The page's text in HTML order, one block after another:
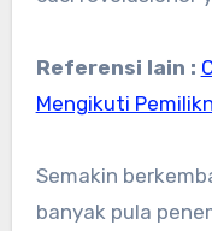
Referensi lain :
Mengikuti
Semakin
banyak pula